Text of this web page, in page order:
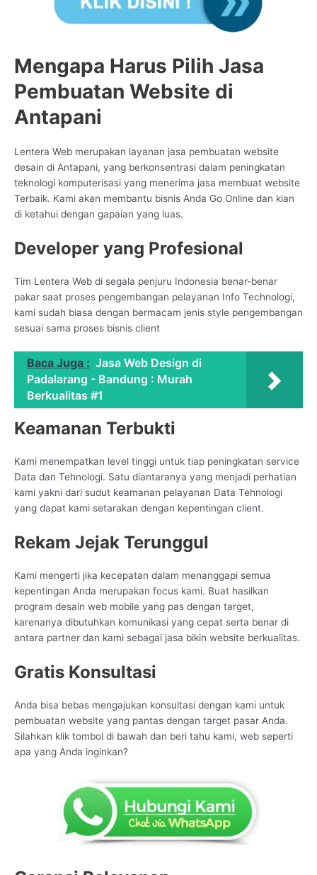
Mengapa Harus Pilih Jasa
Pembuatan Website di
Antapani
Lentera Web merupakan layanan jasa pembuatan website
desain di Antapani, yang berkonsentrasi dalam peningkatan
teknologi komputerisasi yang menerima jasa membuat website
Terbaik. Kami akan membantu bisnis Anda Go Online dan kian
di ketahui dengan gapaian yang luas.
Developer yang Profesional
Tim Lentera Web di segala penjuru Indonesia benar-benar
pakar saat proses pengembangan pelayanan Info Technologi,
kami sudah biasa dengan bermacam jenis style pengembangan
sesuai sama proses bisnis client
Baca Juga : Jasa Web Design di
Padalarang - Bandung : Murah
Berkualitas #1
Keamanan Terbukti
Kami menempatkan level tinggi untuk tiap peningkatan service
Data dan Tehnologi. Satu diantaranya yang menjadi perhatian
kami yakni dari sudut keamanan pelayanan Data Tehnologi
yang dapat kami setarakan dengan kepentingan client.
Rekam Jejak Terunggul
Kami mengerti jika kecepatan dalam menanggapi semua
kepentingan Anda merupakan focus kami. Buat hasilkan
program desain web mobile yang pas dengan target,
karenanya dibutuhkan komunikasi yang cepat serta benar di
antara partner dan kami sebagai jasa bikin website berkualitas.
Gratis Konsultasi
Anda bisa bebas mengajukan konsultasi dengan kami untuk
pembuatan website yang pantas dengan target pasar Anda.
Silahkan klik tombol di bawah dan beri tahu kami, web seperti
apa yang Anda inginkan?